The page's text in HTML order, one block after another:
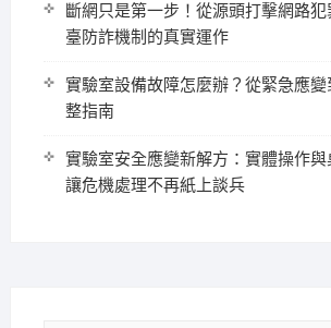
斷網只是第一步！從源頭打擊網路
臺防詐機制的真實運作
實驗室設備故障怎麼辦？從緊急應
整指南
實驗室安全應變新解方：實體操作與
讓危機處理不再紙上談兵